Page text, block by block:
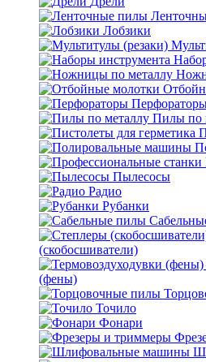
Лобзики
Пилы по
Пылесосы
Радио
Рубанки
(скобосшиватели)
(фены)
Точило
Фонари